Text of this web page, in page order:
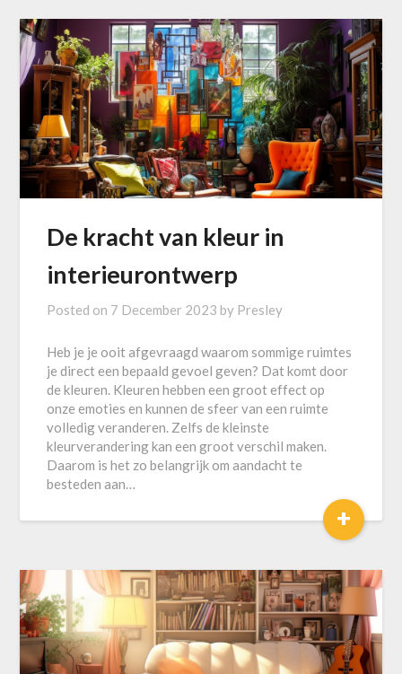
De kracht van kleur in
interieurontwerp
Posted on 7 December 2023 by Presley
Heb je je ooit afgevraagd waarom sommige ruimtes
je direct een bepaald gevoel geven? Dat komt door
de kleuren. Kleuren hebben een groot effect op
onze emoties en kunnen de sfeer van een ruimte
volledig veranderen. Zelfs de kleinste
kleurverandering kan een groot verschil maken.
Daarom is het zo belangrijk om aandacht te
besteden aan…
+